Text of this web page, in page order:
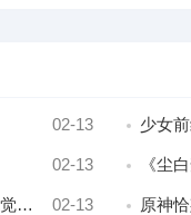
02-13 少女
02-13 《尘
斗罗大陆武魂觉醒怎么制作绝世暗器 斗罗大陆武魂觉醒绝世暗器锻造方法分享 02-13